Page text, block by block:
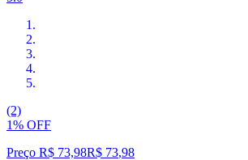
(2)
1% OFF
Preço R$ 73,98R$ 73,98